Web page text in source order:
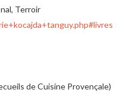
Terroir
de Cuisine Provençale)